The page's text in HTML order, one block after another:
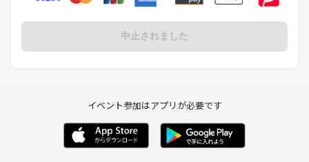
中止されました
イベント参加はアプリが必要です